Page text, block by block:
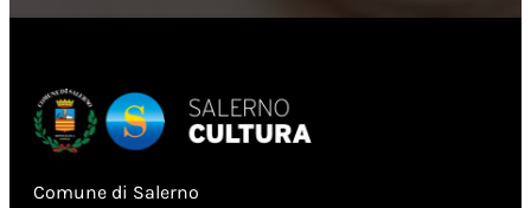
Comune di Salerno